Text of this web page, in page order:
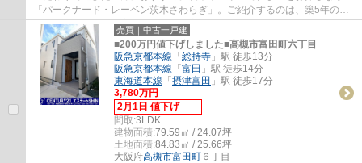
「パークナード・レーベン茨木さわらぎ」。ご紹介するのは、築5年のお
すすめ物件です。ご家族にも十分な広さの3LDK...
売買｜中古一戸建
■200万円値下げしました■高槻市富田町六丁目
阪急京都本線 「 総持寺 」駅 徒歩13分
阪急京都本線 「 富田 」駅 徒歩14分
東海道本線 「 摂津富田 」駅 徒歩17分
3,780万円
2月1日 値下げ
間取:3LDK
建物面積:79.59㎡ / 24.07坪
土地面積:84.83㎡ / 25.66坪
大阪府高槻市富田町 ６丁目